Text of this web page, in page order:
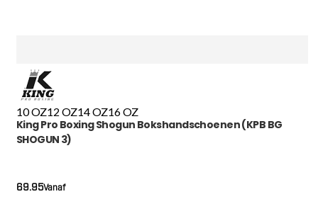
10 OZ12 OZ14 OZ16 OZ
King Pro Boxing Shogun Bokshandschoenen (KPB BG
SHOGUN 3)
Vanaf
69.95